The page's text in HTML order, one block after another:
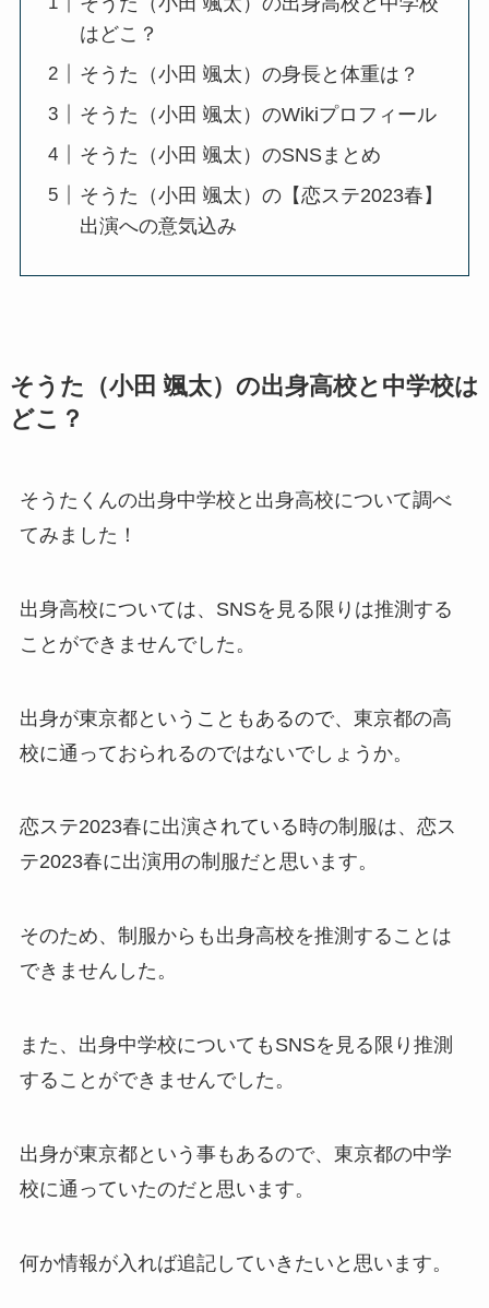
はどこ？
そうた（小田 颯太）の身長と体重は？
そうた（小田 颯太）のWikiプロフィール
そうた（小田 颯太）のSNSまとめ
そうた（小田 颯太）の【恋ステ2023春】
出演への意気込み
そうた（小田 颯太）の出身高校と中学校は
どこ？
そうたくんの出身中学校と出身高校について調べ
てみました！
出身高校については、SNSを見る限りは推測する
ことができませんでした。
出身が東京都ということもあるので、東京都の高
校に通っておられるのではないでしょうか。
恋ステ2023春に出演されている時の制服は、恋ス
テ2023春に出演用の制服だと思います。
そのため、制服からも出身高校を推測することは
できませんした。
また、出身中学校についてもSNSを見る限り推測
することができませんでした。
出身が東京都という事もあるので、東京都の中学
校に通っていたのだと思います。
何か情報が入れば追記していきたいと思います。